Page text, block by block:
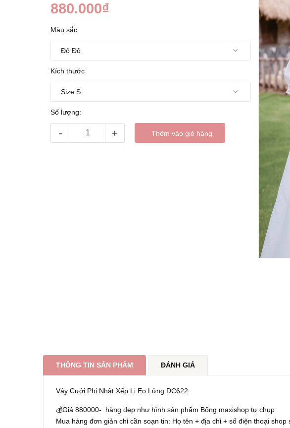
880.000₫
Màu sắc
Kích thước
Số lượng:
- + Thêm vào giỏ hàng
THÔNG TIN SẢN PHẨM ĐÁNH GIÁ
Váy Cưới Phi Nhật Xếp Li Eo Lửng DC622
💰Giá 880000- hàng đẹp như hình sản phẩm Bống maxishop tự chụp
Mua hàng đơn giản chỉ cần soạn tin: Họ tên + địa chỉ + số điện thoại shop